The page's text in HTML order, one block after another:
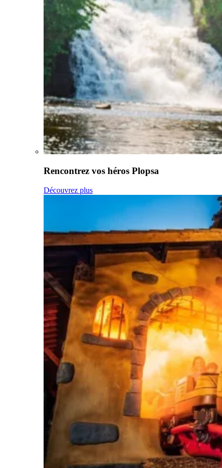
Rencontrez vos héros Plopsa
Découvrez plus